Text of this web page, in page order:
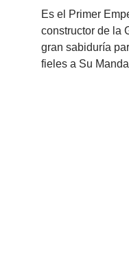
Es el Primer
constructor de la
gran sabiduría
fieles a Su